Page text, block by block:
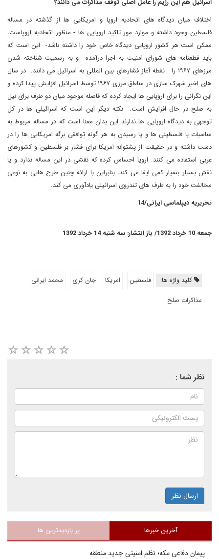
اسرائیل هم این رژیم را عامل اصلی توقف مذاکرات می دانند؟
اختلاف میان دیدگاه های اتحادیه اروپا و امریکایی ها از گذشته در مساله
فلسطین وجود داشته و موارد مور تاکید اروپایی ها - منظور اتحادیه اروپاست،
ممکن است هر کشور اروپایی دیدگاه خاص خود را داشته باشد- این است که
باید قطعنامه های شورای امنیت به اجرا درآمده و به رسمیت شناخته شدن
مرزهای ۱۹۶۷ را نقطه آغاز فشارهای بین المللی به اسرائیل می دانند. در سال
های اخیر شهرک سازی در مناطق مرزی ۱۹۶۷ توسط اسرائیل افزایش پیدا کرده و
این نگرانی را برای اروپایی ها ایجاد کرده که فاصله موجود میان دو طرف برای نیل
به صلح در حال افزایش است. نکته دیگر این است که اسرائیلی ها در کل
توجهی به دیدگاه اروپایی ها ندارند این بدان معنا است که در مساله مربوط به
مناسبات با فلسطینی ها و یا رسیدن به هر گونه توافقی برگه امریکایی ها را در
دست داشته و در حقیقت از پشتوانه امریکا برای فشار بر فلسطین و کشورهای
عربی استفاده می کنند. اروپا احساس کرده که نقشی در این مساله ندارد و یا
نقش بسیار بسیار کمی ایفا می کند، بنابراین با ارائه چنین طرح هایی به نوعی
مخالفت خود را به طرف های تندروی اسرائیلی یادآوری می کند.
تحریریه دیپلماسی ایرانی/14
جمعه 10 خرداد 1392/ باز انتشار: سه شنبه 14 خرداد 1392
کلید واژه ها: فلسطین امریکا جان کری
محمد ایرانی
مذاکرات صلح
نظر شما :
ارسال نظر
آخرین خبرها پر بازدیدترین ها
پیمان دفاعی مکه؛ نظم امنیتی جدید منطقه